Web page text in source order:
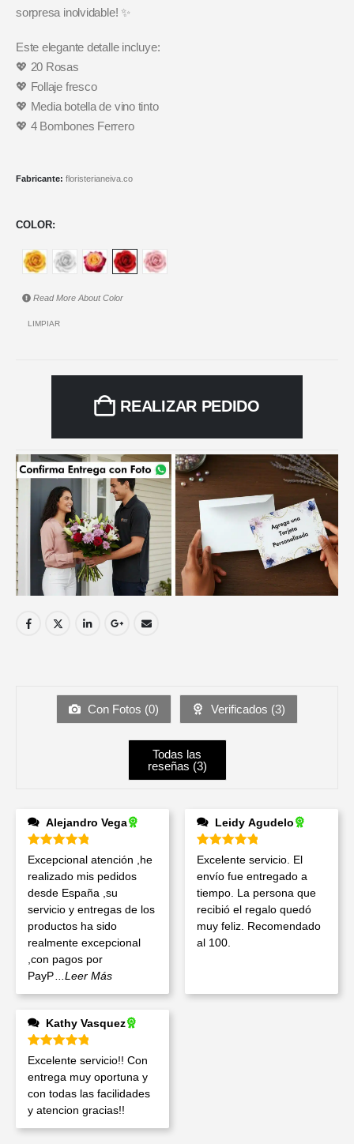
sorpresa inolvidable! ✨
Este elegante detalle incluye:
💖 20 Rosas
💖 Follaje fresco
💖 Media botella de vino tinto
💖 4 Bombones Ferrero
Fabricante: floristerianeiva.co
COLOR
Read More AboutColor
LIMPIAR
REALIZAR PEDIDO
Con Fotos (0) Verificados (3)
Todas las
reseñas (3)
Alejandro Vega
Valorado en5de 5
Excepcional atención ,he
realizado mis pedidos
desde España ,su
servicio y entregas de los
productos ha sido
realmente excepcional
,con pagos por
PayP
...Leer Más
Leidy Agudelo
Valorado en 5de 5
Excelente servicio. El
envío fue entregado a
tiempo. La persona que
recibió el regalo quedó
muy feliz. Recomendado
al 100.
Kathy Vasquez
Valorado en 5de 5
Excelente servicio!! Con
entrega muy oportuna y
con todas las facilidades
y atencion gracias!!